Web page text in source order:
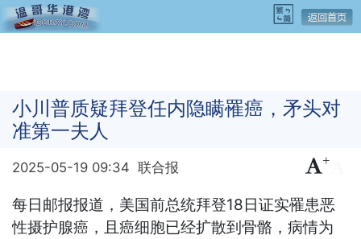
小川普质疑拜登任内隐瞒罹癌，矛头对
准第一夫人
2025-05-19 09:34 联合报 +
每日邮报报道，美国前总统拜登18日证实罹患恶
性摄护腺癌，且癌细胞已经扩散到骨骼，病情为